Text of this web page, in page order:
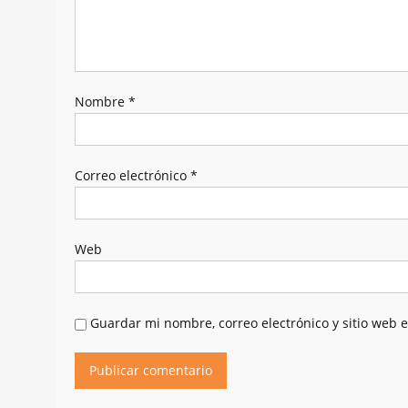
Nombre *
Correo electrónico *
Web
Guardar mi nombre, correo electrónico y sitio web